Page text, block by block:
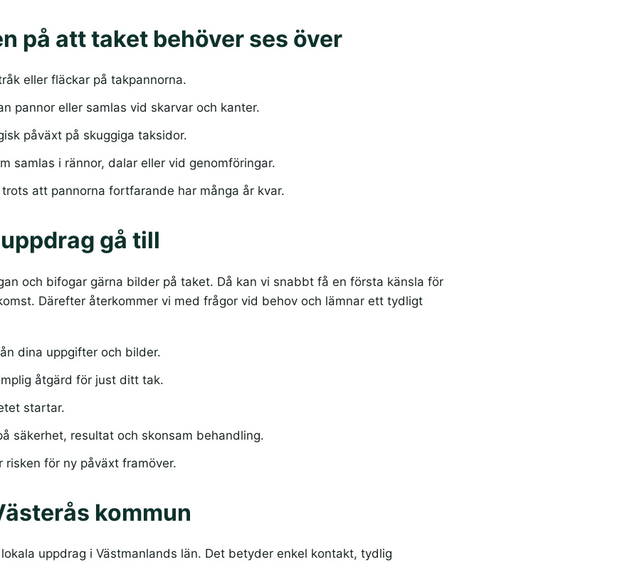
på att taket behöver ses över
eller fläckar på takpannorna.
pannor eller samlas vid skarvar och kanter.
påväxt på skuggiga taksidor.
samlas i rännor, dalar eller vid genomföringar.
att pannorna fortfarande har många år kvar.
gå till
och bifogar gärna bilder på taket. Då kan vi snabbt få en första känsla för
Därefter återkommer vi med frågor vid behov och lämnar ett tydligt
dina uppgifter och bilder.
åtgärd för just ditt tak.
startar.
säkerhet, resultat och skonsam behandling.
risken för ny påväxt framöver.
kommun
uppdrag i Västmanlands län. Det betyder enkel kontakt, tydlig